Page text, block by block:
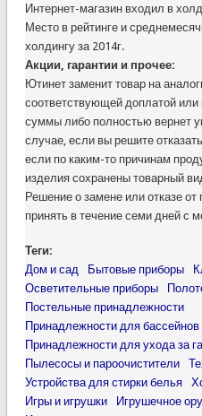
Интернет-магазин входил в
Место в рейтинге и
холдингу за 2014г.
Акции, гарантии и прочее:
Ютинет заменит товар на
соответствующей доплатой или
суммы либо полностью вернет
случае, если вы решите
если по каким-то причинам
изделия сохранены товарный
Решение о замене или отказе
принять в течение семи дней с
Теги:
Дом и сад
Бытовые приборы
Осветительные приборы
Постельные принадлежности
Принадлежности для
Принадлежности для ухода за
Пылесосы и пароочистители
Устройства для стирки белья
Игры и игрушки
Игрушечное